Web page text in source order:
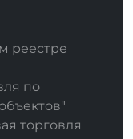
реестре
по
торговля